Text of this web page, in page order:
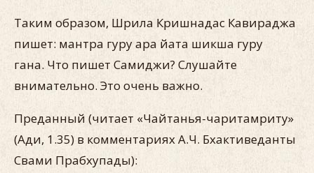
Таким образом, Шрила Кришнадас Кавираджа
пишет: ман­тра гуру ара йата шикша гуру
гана. Что пишет Самиджи? Слушайте
внимательно. Это очень важно.
Преданный (читает «Чайтанья-чаритамриту»
(Ади, 1.35) в комментариях А.Ч. Бхактиведанты
Свами Прабхупады):